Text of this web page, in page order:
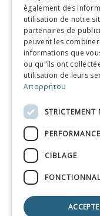
© Copyright
Conditions
ITALIAN
GERMAN
SPANISH
CHINESE
CHINESE
également des
utilisation de notre
partenaires de
peuvent les
informations que
ou qu"ils ont
utilisation de leurs
Απορρήτου
STRICTEMENT
PERFORMANCE
CIBLAGE